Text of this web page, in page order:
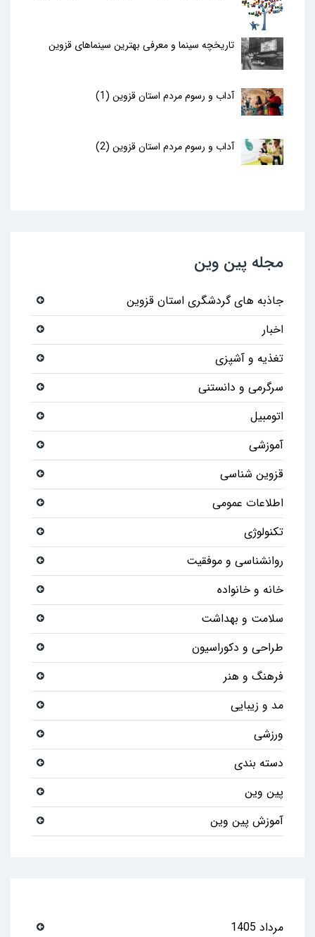
تاریخچه سینما و معرفی بهترین سینماهای قزوین
آداب و رسوم مردم استان قزوین (1)
آداب و رسوم مردم استان قزوین (2)
مجله پین وین
جاذبه های گردشگری استان قزوین
اخبار
تغذیه و آشپزی
سرگرمی و دانستنی
اتومبیل
آموزشی
قزوین شناسی
اطلاعات عمومی
تکنولوژی
روانشناسی و موفقیت
خانه و خانواده
سلامت و بهداشت
طراحی و دکوراسیون
فرهنگ و هنر
مد و زیبایی
ورزشی
دسته بندی
پین وین
آموزش پین وین
مرداد 1405